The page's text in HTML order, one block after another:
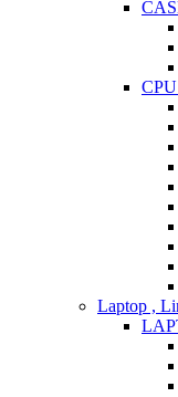
Laptop ,